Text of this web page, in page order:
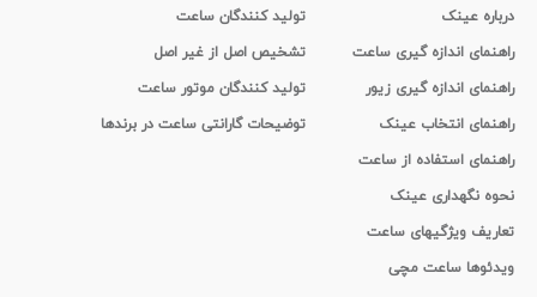
درباره عینک
راهنمای اندازه گیری ساعت
راهنمای اندازه گیری زیور
راهنمای انتخاب عینک
راهنمای استفاده از ساعت
نحوه نگهداری عینک
تعاریف ویژگیهای ساعت
ویدئوها ساعت مچی
تولید کنندگان ساعت
تشخیص اصل از غیر اصل
تولید کنندگان موتور ساعت
توضیحات گارانتی ساعت در برندها